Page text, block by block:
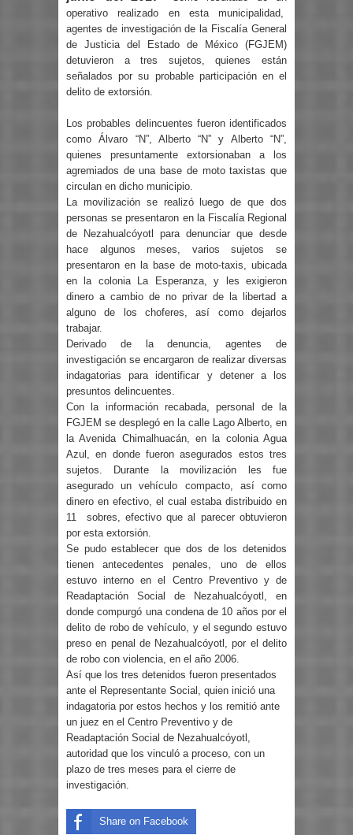
operativo realizado en esta municipalidad,
agentes de investigación de la Fiscalía General
de Justicia del Estado de México (FGJEM)
detuvieron a tres sujetos, quienes están
señalados por su probable participación en el
delito de extorsión.
Los probables delincuentes fueron identificados
como Álvaro “N”, Alberto “N” y Alberto “N”,
quienes presuntamente extorsionaban a los
agremiados de una base de moto taxistas que
circulan en dicho municipio.
La movilización se realizó luego de que dos
personas se presentaron en la Fiscalía Regional
de Nezahualcóyotl para denunciar que desde
hace algunos meses, varios sujetos se
presentaron en la base de moto-taxis, ubicada
en la colonia La Esperanza, y les exigieron
dinero a cambio de no privar de la libertad a
alguno de los choferes, así como dejarlos
trabajar.
Derivado de la denuncia, agentes de
investigación se encargaron de realizar diversas
indagatorias para identificar y detener a los
presuntos delincuentes.
Con la información recabada, personal de la
FGJEM se desplegó en la calle Lago Alberto, en
la Avenida Chimalhuacán, en la colonia Agua
Azul, en donde fueron asegurados estos tres
sujetos. Durante la movilización les fue
asegurado un vehículo compacto, así como
dinero en efectivo, el cual estaba distribuido en
11 sobres, efectivo que al parecer obtuvieron
por esta extorsión.
Se pudo establecer que dos de los detenidos
tienen antecedentes penales, uno de ellos
estuvo interno en el Centro Preventivo y de
Readaptación Social de Nezahualcóyotl, en
donde compurgó una condena de 10 años por el
delito de robo de vehículo, y el segundo estuvo
preso en penal de Nezahualcóyotl, por el delito
de robo con violencia, en el año 2006.
Así que los tres detenidos fueron presentados
ante el Representante Social, quien inició una
indagatoria por estos hechos y los remitió ante
un juez en el Centro Preventivo y de
Readaptación Social de Nezahualcóyotl,
autoridad que los vinculó a proceso, con un
plazo de tres meses para el cierre de
investigación.
Share on Facebook